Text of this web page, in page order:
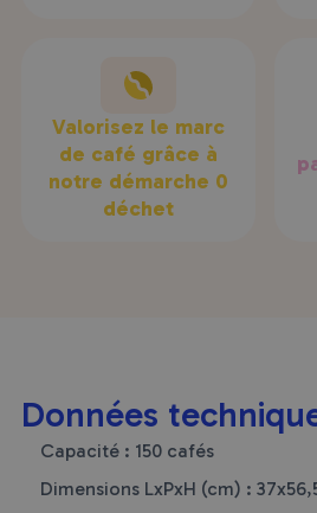
Valorisez le marc
de café grâce à
notre démarche 0
déchet
Données
Capacité : 150 cafés
Dimensions LxPxH (cm) :